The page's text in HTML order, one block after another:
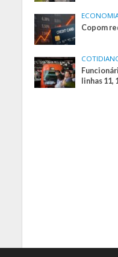
Copom
linhas 11,